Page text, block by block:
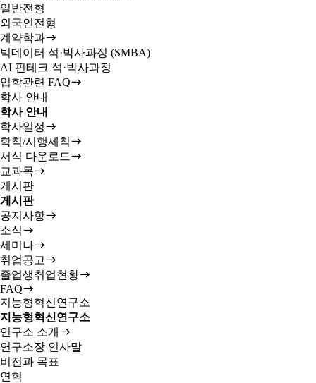
일반전형
외국인전형
계약학과
빅데이터 석·박사과정 (SMBA)
AI 핀테크 석·박사과정
입학관련 FAQ
학사 안내
학사 안내
학사일정
학칙/시행세칙
서식 다운로드
교과목
게시판
게시판
공지사항
소식
세미나
취업공고
졸업생취업현황
FAQ
지능형혁신연구소
지능형혁신연구소
연구소 소개
연구소장 인사말
비전과 목표
연혁